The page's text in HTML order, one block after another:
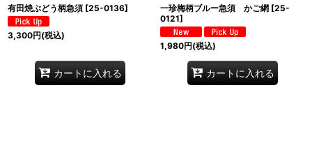
有田焼ぶどう柄急須 [25-0136]
3,300円(税込)
カートに入れる
一珍梅柄ブルー急須 かご網 [25-
0121]
1,980円(税込)
カートに入れる